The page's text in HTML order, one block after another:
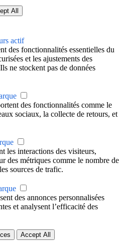
All
actif
des fonctionnalités essentielles du
et les ajustements des
ne stockent pas de données
des fonctionnalités comme le
sociaux, la collecte de retours, et
les interactions des visiteurs,
des métriques comme le nombre de
sources de trafic.
des annonces personnalisées
et analysent l’efficacité des
Accept All